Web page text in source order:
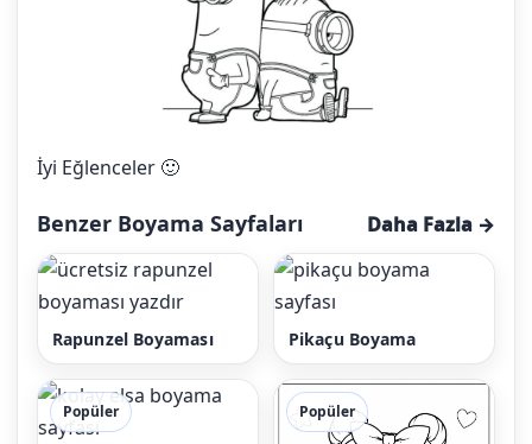
İyi Eğlenceler 🙂
Benzer Boyama Sayfaları Daha Fazla →
Rapunzel Boyaması Pikaçu Boyama
Popüler Popüler